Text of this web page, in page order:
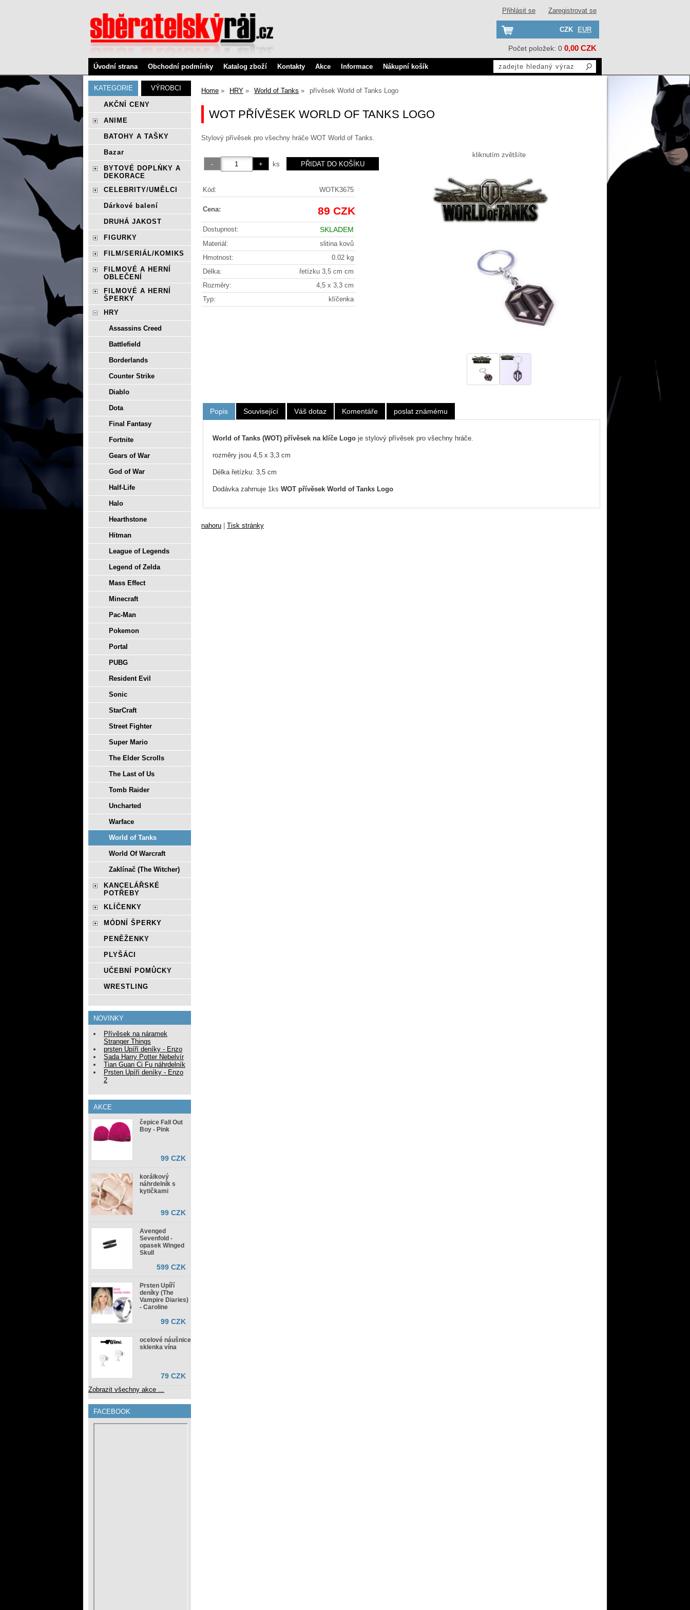
Počet položek: 0 0,00 CZK
CZK EUR
Přihlásit se Zaregistrovat se
Úvodní strana Obchodní podmínky Katalog zboží Kontakty Akce Informace Nákupní košík
Home HRY World of Tanks přívěsek World of Tanks Logo
WOT PŘÍVĚSEK WORLD OF TANKS LOGO
Stylový přívěsek pro všechny hráče WOT World of Tanks.
kliknutím zvětšíte
ks
Kód: WOTK3675
Cena: 89 CZK
Dostupnost: SKLADEM
Materiál:
slitina kovů
Hmotnost:
0.02 kg
Délka:
řetízku 3,5 cm cm
Rozměry:
4,5 x 3,3 cm
Typ:
klíčenka
Popis Související Váš dotaz Komentáře poslat známému
World of Tanks (WOT) přívěsek na klíče Logo je stylový přívěsek pro všechny hráče.
rozměry jsou 4,5 x 3,3 cm
Délka řetízku: 3,5 cm
Dodávka zahrnuje 1ks WOT přívěsek World of Tanks Logo
nahoru Tisk stránky
KATEGORIE VÝROBCI
AKČNÍ CENY
ANIME
BATOHY A TAŠKY
Bazar
BYTOVÉ DOPLŃKY A
DEKORACE
CELEBRITY/UMĚLCI
Dárkové balení
DRUHÁ JAKOST
FIGURKY
FILM/SERIÁL/KOMIKS
FILMOVÉ A HERNÍ
OBLEČENÍ
FILMOVÉ A HERNÍ
ŠPERKY
HRY
Assassins Creed
Battlefield
Borderlands
Counter Strike
Diablo
Dota
Final Fantasy
Fortnite
Gears of War
God of War
Half-Life
Halo
Hearthstone
Hitman
League of Legends
Legend of Zelda
Mass Effect
Minecraft
Pac-Man
Pokemon
Portal
PUBG
Resident Evil
Sonic
StarCraft
Street Fighter
Super Mario
The Elder Scrolls
The Last of Us
Tomb Raider
Uncharted
Warface
World of Tanks
World Of Warcraft
Zaklínač (The Witcher)
KANCELÁŘSKÉ
POTŘEBY
KLÍČENKY
MÓDNÍ ŠPERKY
PENĚŽENKY
PLYŠÁCI
UČEBNÍ POMŮCKY
WRESTLING
NOVINKY
Přívěsek na náramek
Stranger Things
prsten Upíří deníky - Enzo
Sada Harry Potter Nebelvír
Tian Guan Ci Fu náhrdelník
Prsten Upíří deníky - Enzo
2
AKCE
čepice Fall Out
Boy - Pink
99 CZK
korálkový
náhrdelník s
kytičkami
99 CZK
Avenged
Sevenfold -
opasek Winged
Skull
599 CZK
Prsten Upíří
deníky (The
Vampire Diaries)
- Caroline
99 CZK
ocelové náušnice
sklenka vína
79 CZK
Zobrazit všechny akce ...
FACEBOOK